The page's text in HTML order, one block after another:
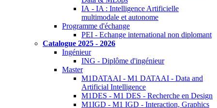
IA - IA : Intelligence Artificielle
multimodale et autonome
Programme d'échange
PEI - Echange international non diplomant
Catalogue 2025 - 2026
Ingénieur
ING - Diplôme d'ingénieur
Master
M1DATAAI - M1 DATAAI - Data and
Artificial Intelligence
M1DES - M1 DES - Recherche en Design
M1IGD - M1 IGD - Interaction, Graphics